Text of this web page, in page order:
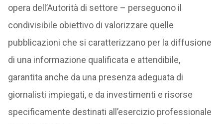
opera dell’Autorità di settore – perseguono il
condivisibile obiettivo di valorizzare quelle
pubblicazioni che si caratterizzano per la diffusione
di una informazione qualificata e attendibile,
garantita anche da una presenza adeguata di
giornalisti impiegati, e da investimenti e risorse
specificamente destinati all’esercizio professionale